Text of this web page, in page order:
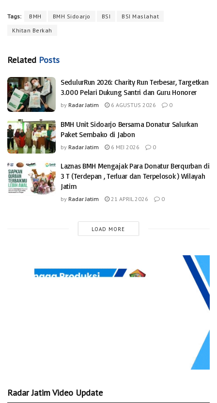
Tags: BMH BMH Sidoarjo BSI
BSI Maslahat
Khitan Berkah
Related Posts
SedulurRun 2026: Charity Run Terbesar, Targetkan
3.000 Pelari Dukung Santri dan Guru Honorer
by Radar Jatim 6 AGUSTUS 2026 0
BMH Unit Sidoarjo Bersama Donatur Salurkan
Paket Sembako di Jabon
by Radar Jatim 6 MEI 2026 0
Laznas BMH Mengajak Para Donatur Berqurban di
3 T (Terdepan , Terluar dan Terpelosok ) Wilayah
Jatim
by Radar Jatim 21 APRIL 2026 0
LOAD MORE
Radar Jatim Video Update